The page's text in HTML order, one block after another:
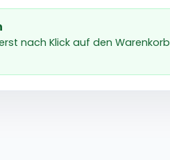
nach Klick auf den Warenkorb